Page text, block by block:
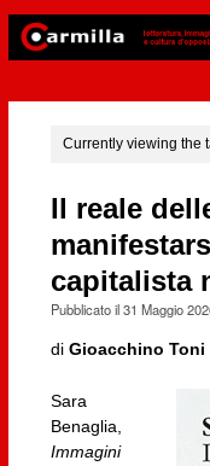
Currently viewing the
Il reale
capitalista
Pubblicato il31 Maggio
di Gioacchino Toni
Sara
Benaglia,
Immagini